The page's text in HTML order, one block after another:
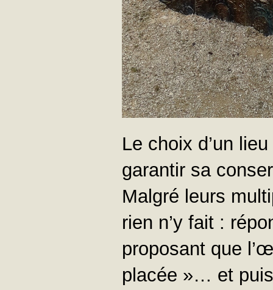
Le choix d’un
garantir sa
Malgré leurs
rien n’y fait :
proposant que
placée »… et